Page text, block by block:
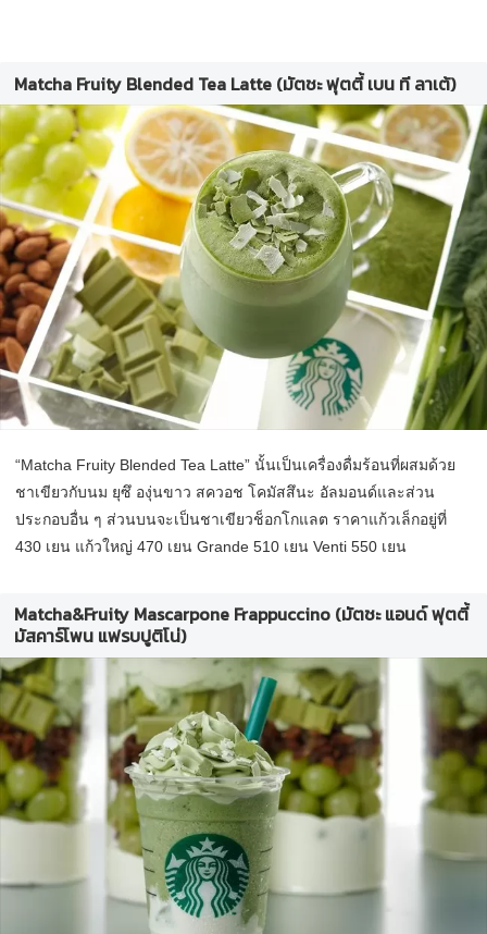
Matcha Fruity Blended Tea Latte (มัตชะ ฟุตตี้ เบน ที ลาเต้)
“Matcha Fruity Blended Tea Latte” นั้นเป็นเครื่องดื่มร้อนที่ผสมด้วย
ชาเขียวกับนม ยุซึ องุ่นขาว สควอช โคมัสสึนะ อัลมอนด์และส่วน
ประกอบอื่น ๆ ส่วนบนจะเป็นชาเขียวช็อกโกแลต ราคาแก้วเล็กอยู่ที่
430 เยน แก้วใหญ่ 470 เยน Grande 510 เยน Venti 550 เยน
Matcha&Fruity Mascarpone Frappuccino (มัตชะ แอนด์ ฟุตตี้
มัสคาร์โพน แฟรบปูติโน่)